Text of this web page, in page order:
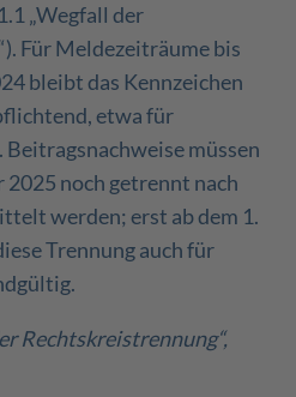
„Wegfall der
Für Meldezeiträume bis
bleibt das Kennzeichen
etwa für
müssen
2025 noch getrennt nach
werden; erst ab dem 1.
Trennung auch für
Rechtskreistrennung“,